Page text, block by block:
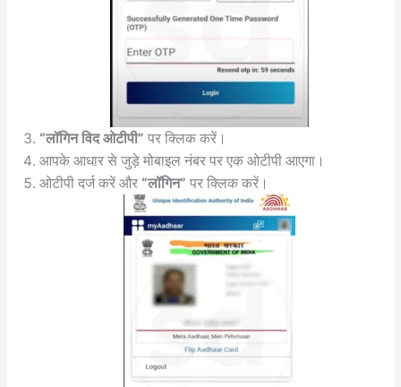
“लॉगिन विद ओटीपी” पर क्लिक करें।
आपके आधार से जुड़े मोबाइल नंबर पर एक ओटीपी आएगा।
ओटीपी दर्ज करें और “लॉगिन” पर क्लिक करें।